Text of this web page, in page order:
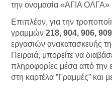
την ονομασία «ΑΓΙΑ ΟΛΓΑ»
Επιπλέον, για την
γραμμών 218, 904, 906,
εργασιών ανακατασκευής
Πειραιά, μπορείτε να
πληροφορίες μέσα από την
στη καρτέλα ”Γραμμές” και